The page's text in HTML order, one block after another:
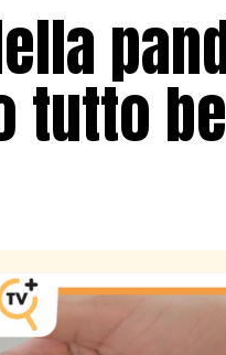
tutto